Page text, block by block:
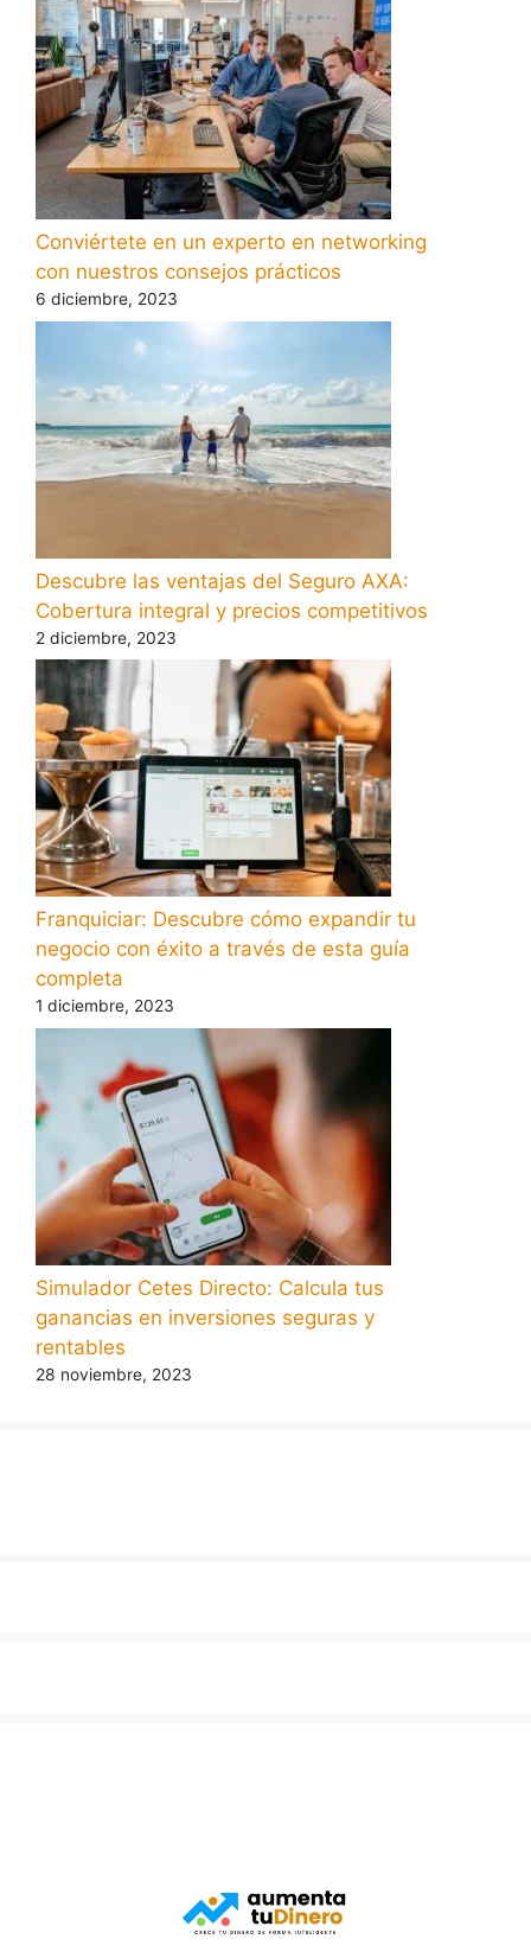
Conviértete en un experto en networking
con nuestros consejos prácticos
6 diciembre, 2023
Descubre las ventajas del Seguro AXA:
Cobertura integral y precios competitivos
2 diciembre, 2023
Franquiciar: Descubre cómo expandir tu
negocio con éxito a través de esta guía
completa
1 diciembre, 2023
Simulador Cetes Directo: Calcula tus
ganancias en inversiones seguras y
rentables
28 noviembre, 2023